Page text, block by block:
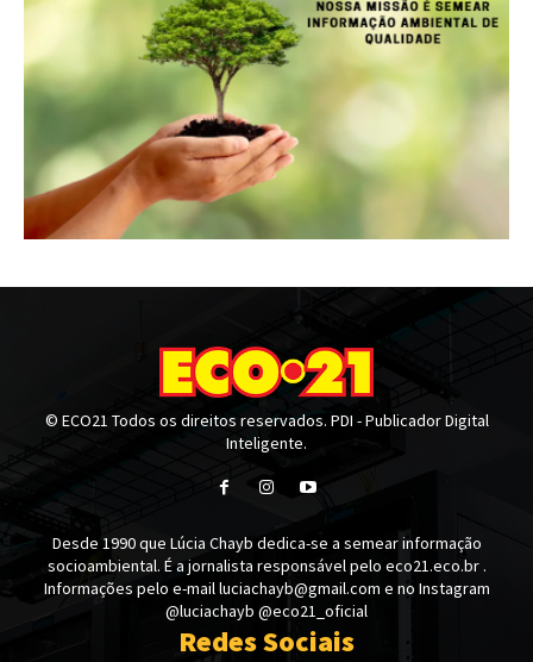
© ECO21 Todos os direitos reservados. PDI - Publicador Digital
Inteligente.
Desde 1990 que Lúcia Chayb dedica-se a semear informação
socioambiental. É a jornalista responsável pelo eco21.eco.br .
Informações pelo e-mail luciachayb@gmail.com e no Instagram
@luciachayb @eco21_oficial
Redes Sociais